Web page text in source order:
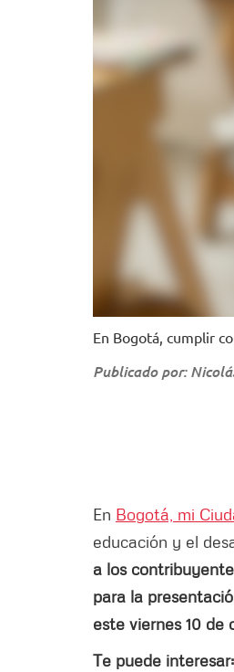
En Bogotá, cumplir
Publicado por:
En Bogotá, mi
educación y el
a los
para la
este viernes 10 de
Te puede interesar: